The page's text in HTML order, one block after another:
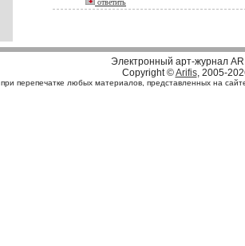
ответить
Электронный арт-журнал
Copyright ©Arifis, 2005-
при перепечатке любых материалов, представленных на